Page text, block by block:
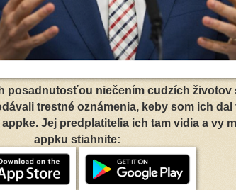
posadnutosťou niečením cudzích životov
trestné oznámenia, keby som ich dal
Jej predplatitelia ich tam vidia a vy
appku stiahnite: